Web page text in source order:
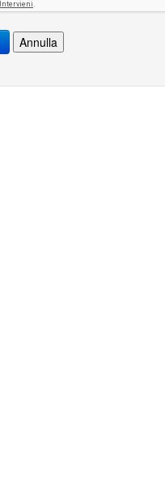
Annulla